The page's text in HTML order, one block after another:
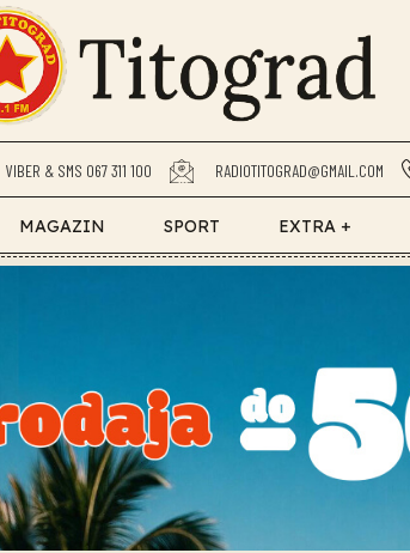
VIBER & SMS 067 311 100 RADIOTITOGRAD@GMAIL.COM
MAGAZIN SPORT EXTRA +